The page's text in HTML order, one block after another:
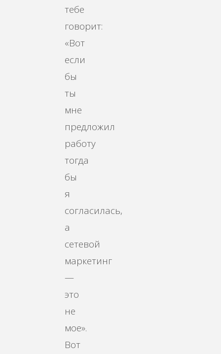
тебе
говорит:
«Вот
если
бы
ты
мне
предложил
работу
тогда
бы
я
согласилась,
а
сетевой
маркетинг
—
это
не
мое».
Вот